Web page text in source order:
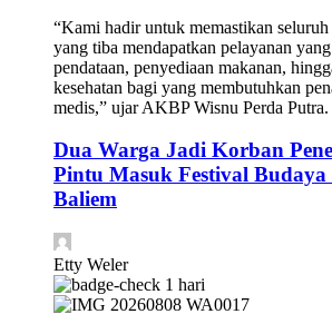
“Kami hadir untuk memastikan seluruh
yang tiba mendapatkan pelayanan
pendataan, penyediaan makanan,
kesehatan bagi yang membutuhkan
medis,” ujar AKBP Wisnu Perda Putra.
Dua Warga Jadi Korban
Pintu Masuk Festival
Baliem
Etty Weler
1 hari